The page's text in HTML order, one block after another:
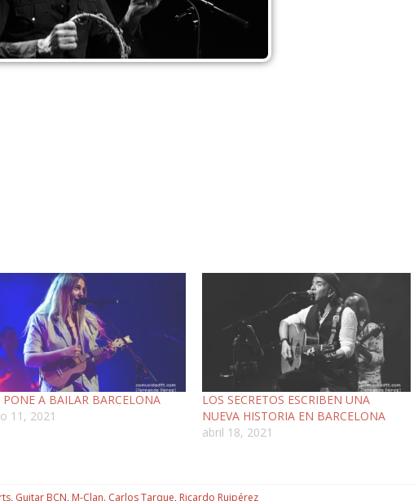
PONE A BAILAR BARCELONA
11, 2021
LOS SECRETOS ESCRIBEN UNA
NUEVA HISTORIA EN BARCELONA
abril 18, 2021
, Guitar BCN, M-Clan. Carlos Tarque, Ricardo Ruipérez